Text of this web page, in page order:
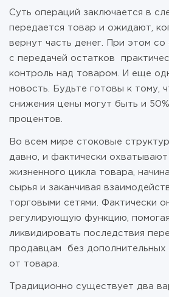
Суть операций заключается в
передается товар и ожидают,
вернут часть денег. При этом
с передачей остатков
контроль над товаром. И еще
новость. Будьте готовы к тому,
снижения цены могут быть и
процентов.
Во всем мире стоковые
давно, и фактически
жизненного цикла товара,
сырья и заканчивая
торговыми сетями. Фактически
регулирующую функцию,
ликвидировать последствия
продавцам без дополнительных
от товара.
Традиционно существует два